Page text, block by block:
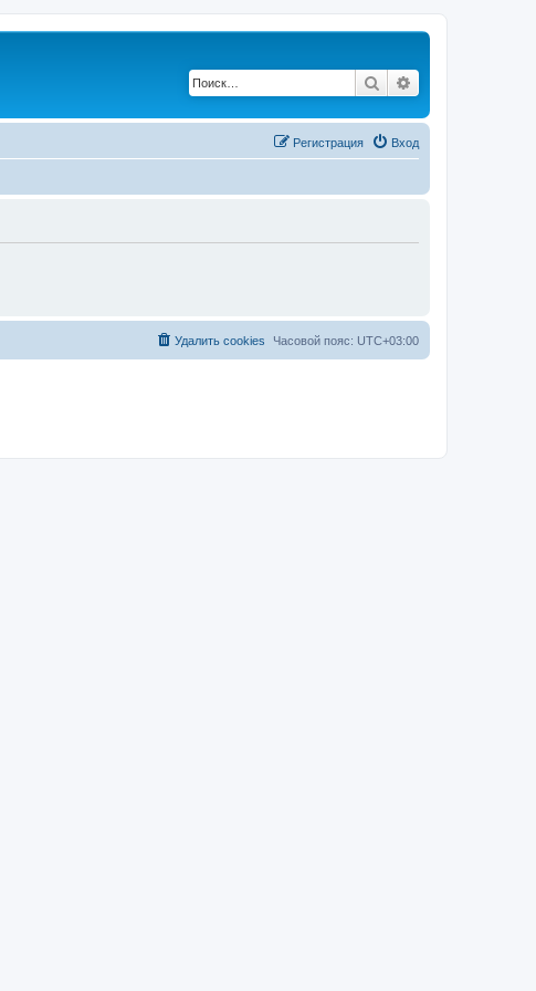
Поиск
Вход
Регистрация
Часовой пояс: UTC+03:00
Удалить cookies